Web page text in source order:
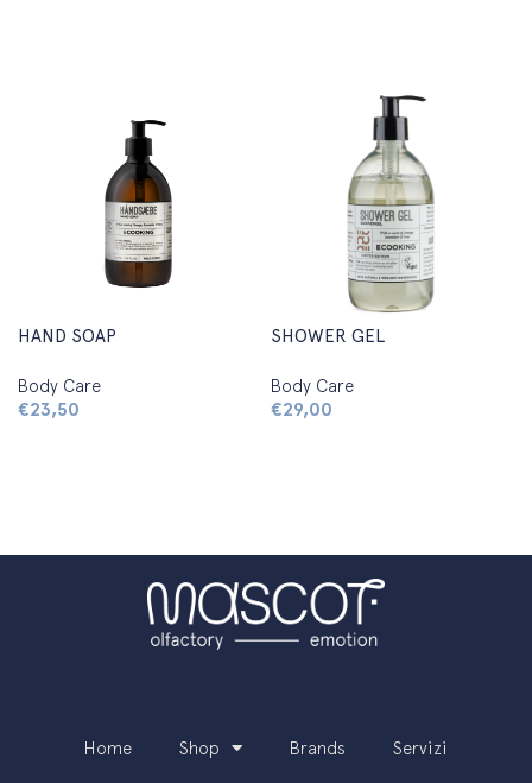
HAND SOAP
Body Care
€23,50
SHOWER GEL
Body Care
€29,00
Home Shop Brands Servizi